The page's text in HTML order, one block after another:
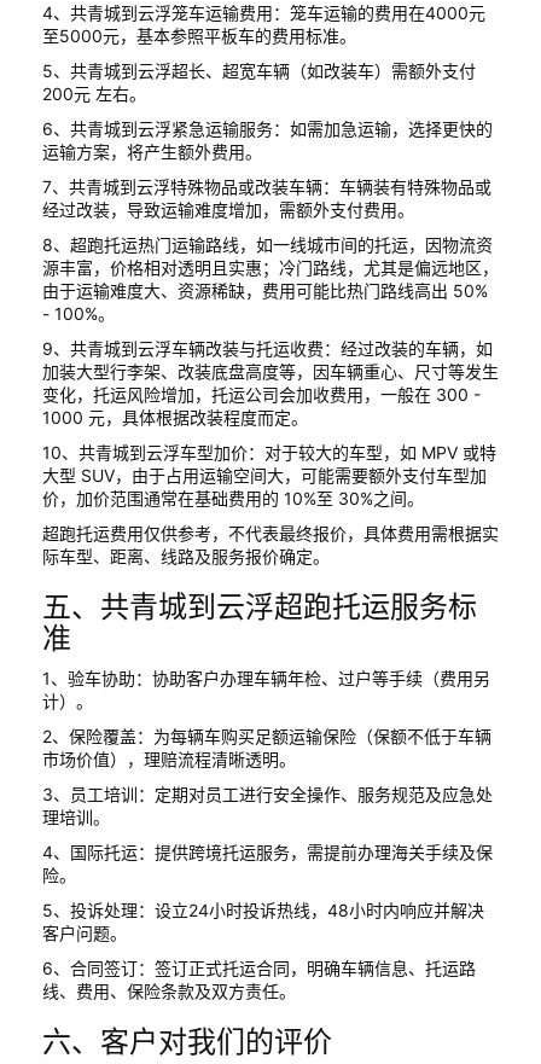
4、共青城到云浮笼车运输费用：笼车运输的费用在4000元
至5000元，基本参照平板车的费用标准。
5、共青城到云浮超长、超宽车辆（如改装车）需额外支付
200元 左右。
6、共青城到云浮紧急运输服务：如需加急运输，选择更快的
运输方案，将产生额外费用。
7、共青城到云浮特殊物品或改装车辆：车辆装有特殊物品或
经过改装，导致运输难度增加，需额外支付费用。
8、超跑托运热门运输路线，如一线城市间的托运，因物流资
源丰富，价格相对透明且实惠；冷门路线，尤其是偏远地区，
由于运输难度大、资源稀缺，费用可能比热门路线高出 50%
- 100%。
9、共青城到云浮车辆改装与托运收费：经过改装的车辆，如
加装大型行李架、改装底盘高度等，因车辆重心、尺寸等发生
变化，托运风险增加，托运公司会加收费用，一般在 300 -
1000 元，具体根据改装程度而定。
10、共青城到云浮车型加价：对于较大的车型，如 MPV 或特
大型 SUV，由于占用运输空间大，可能需要额外支付车型加
价，加价范围通常在基础费用的 10%至 30%之间。
超跑托运费用仅供参考，不代表最终报价，具体费用需根据实
际车型、距离、线路及服务报价确定。
五、共青城到云浮超跑托运服务标
准
1、验车协助：协助客户办理车辆年检、过户等手续（费用另
计）。
2、保险覆盖：为每辆车购买足额运输保险（保额不低于车辆
市场价值），理赔流程清晰透明。
3、员工培训：定期对员工进行安全操作、服务规范及应急处
理培训。
4、国际托运：提供跨境托运服务，需提前办理海关手续及保
险。
5、投诉处理：设立24小时投诉热线，48小时内响应并解决
客户问题。
6、合同签订：签订正式托运合同，明确车辆信息、托运路
线、费用、保险条款及双方责任。
六、客户对我们的评价